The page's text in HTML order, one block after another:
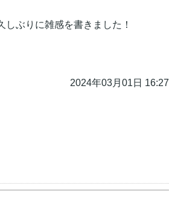
ぶりに雑感を書きました！
2024年03月01日 16:27